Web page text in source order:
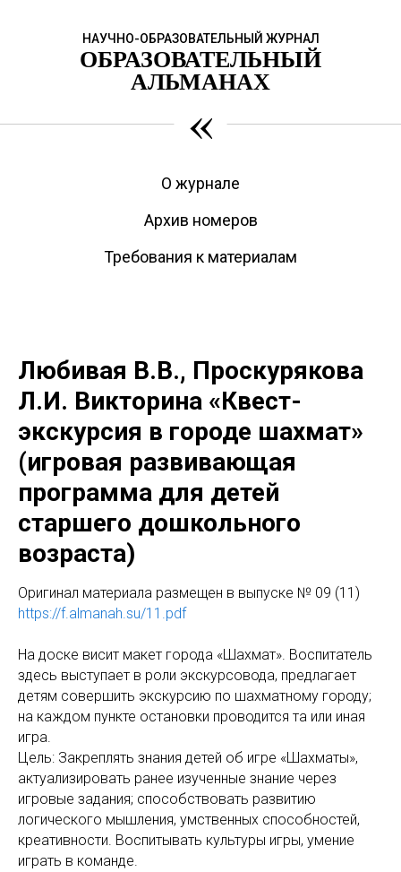
НАУЧНО-ОБРАЗОВАТЕЛЬНЫЙ ЖУРНАЛ
ОБРАЗОВАТЕЛЬНЫЙ
АЛЬМАНАХ
«
О журнале
Архив номеров
Требования к материалам
Любивая В.В., Проскурякова
Л.И. Викторина «Квест-
экскурсия в городе шахмат»
(игровая развивающая
программа для детей
старшего дошкольного
возраста)
Оригинaл материала размещен в выпуске № 09 (11)
https://f.almanah.su/11.pdf
На доске висит макет города «Шахмат». Воспитатель
здесь выступает в роли экскурсовода, предлагает
детям совершить экскурсию по шахматному городу;
на каждом пункте остановки проводится та или иная
игра.
Цель: Закреплять знания детей об игре «Шахматы»,
актуализировать ранее изученные знание через
игровые задания; способствовать развитию
логического мышления, умственных способностей,
креативности. Воспитывать культуры игры, умение
играть в команде.